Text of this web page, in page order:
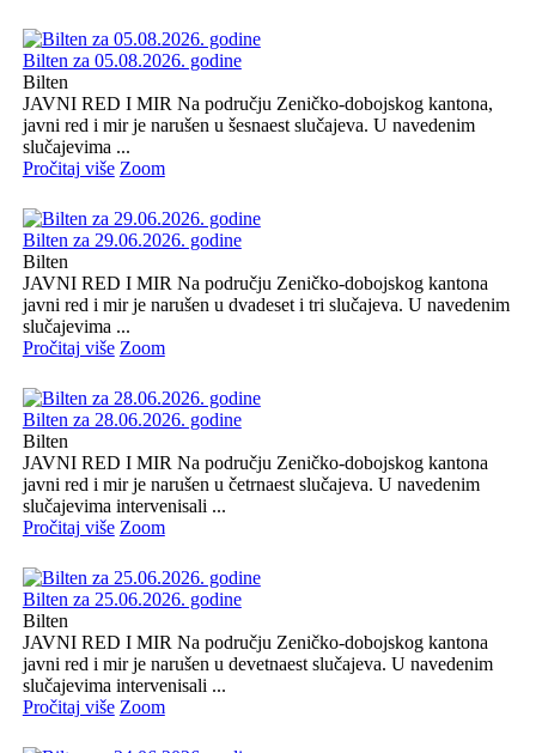
Bilten za 05.08.2026. godine
Bilten
JAVNI RED I MIR Na području Zeničko-dobojskog kantona,
javni red i mir je narušen u šesnaest slučajeva. U navedenim
slučajevima ...
Pročitaj više Zoom
Bilten za 29.06.2026. godine
Bilten
JAVNI RED I MIR Na području Zeničko-dobojskog kantona
javni red i mir je narušen u dvadeset i tri slučajeva. U navedenim
slučajevima ...
Pročitaj više Zoom
Bilten za 28.06.2026. godine
Bilten
JAVNI RED I MIR Na području Zeničko-dobojskog kantona
javni red i mir je narušen u četrnaest slučajeva. U navedenim
slučajevima intervenisali ...
Pročitaj više Zoom
Bilten za 25.06.2026. godine
Bilten
JAVNI RED I MIR Na području Zeničko-dobojskog kantona
javni red i mir je narušen u devetnaest slučajeva. U navedenim
slučajevima intervenisali ...
Pročitaj više Zoom